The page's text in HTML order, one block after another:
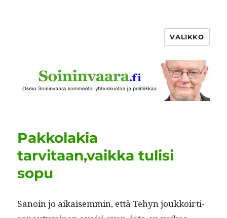
VALIKKO
Pakkolakia
tarvitaan,vaikka tulisi
sopu
Sanoin jo aikaisem­min, että Tehyn joukkoir­ti­